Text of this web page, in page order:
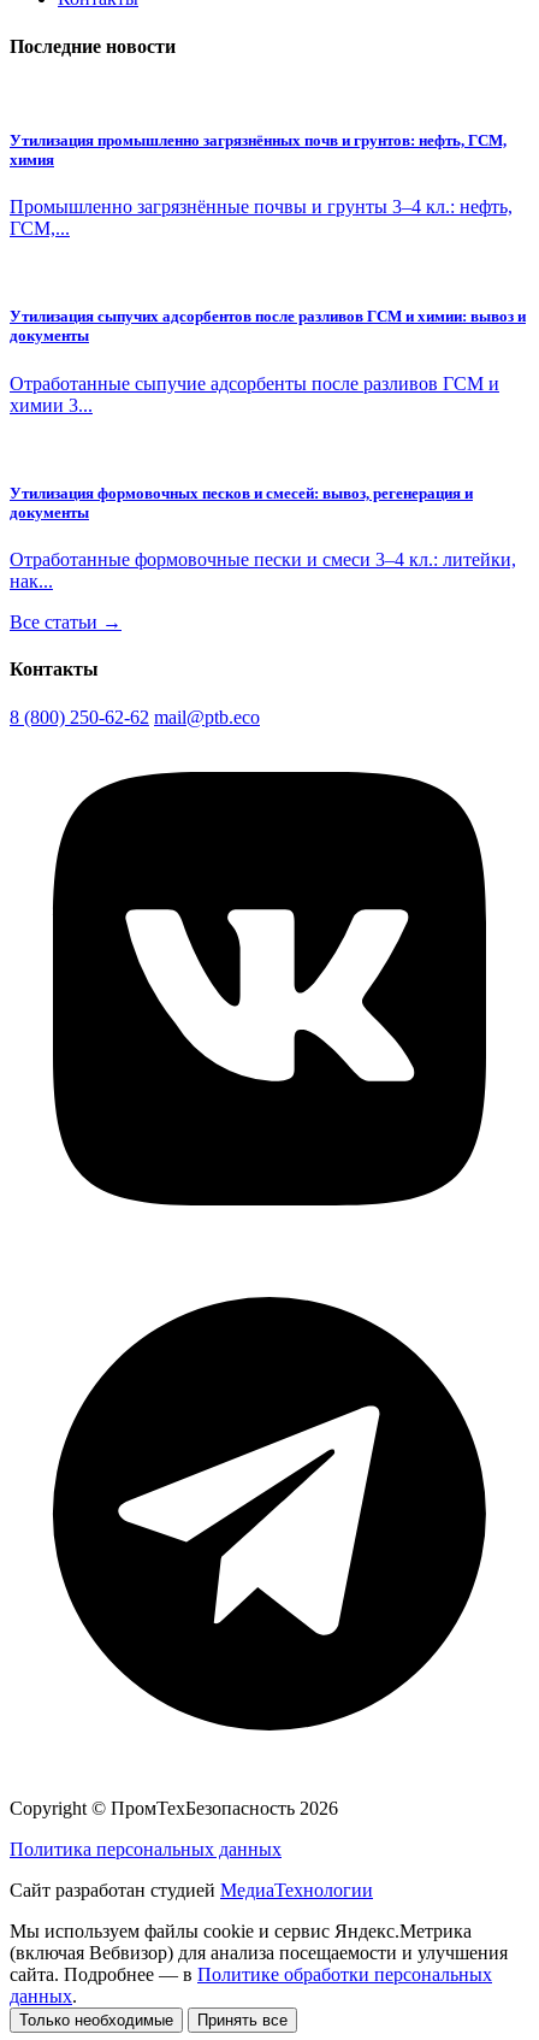
Последние новости
Утилизация промышленно загрязнённых почв и грунтов: нефть, ГСМ,
химия
Промышленно загрязнённые почвы и грунты 3–4 кл.: нефть,
ГСМ,...
Утилизация сыпучих адсорбентов после разливов ГСМ и химии: вывоз и
документы
Отработанные сыпучие адсорбенты после разливов ГСМ и
химии 3...
Утилизация формовочных песков и смесей: вывоз, регенерация и
документы
Отработанные формовочные пески и смеси 3–4 кл.: литейки,
нак...
Все статьи →
Контакты
8 (800) 250-62-62 mail@ptb.eco
Copyright © ПромТехБезопасность 2026
Политика персональных данных
Сайт разработан студией МедиаТехнологии
Мы используем файлы cookie и сервис Яндекс.Метрика
(включая Вебвизор) для анализа посещаемости и улучшения
сайта. Подробнее — в Политике обработки персональных
данных.
Только необходимые Принять все